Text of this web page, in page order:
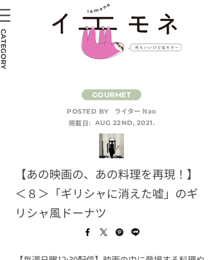
POSTED BY
ライター Nao
掲載日:
AUG 22ND, 2021.
【あの映画の、あの料理を再現！】
＜８＞「ギリシャに消えた嘘」のギ
リシャ風ドーナツ